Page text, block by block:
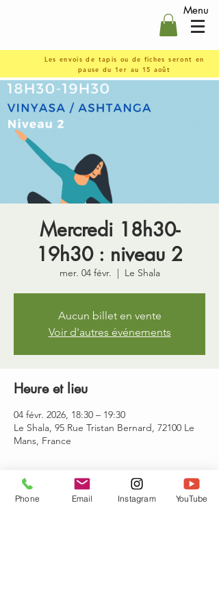
Menu
Les envois de tapis ou de fiches seront en
pause du 1er au 15 août
Mercredi 18h30-
19h30 : niveau 2
mer. 04 févr.
  |
Le Shala
Aucun billet en vente
Voir d'autres événements
Heure et lieu
04 févr. 2026, 18:30 – 19:30
Le Shala, 95 Rue Tristan Bernard, 72100 Le
Mans, France
Invités
Phone Email Instagram YouTube